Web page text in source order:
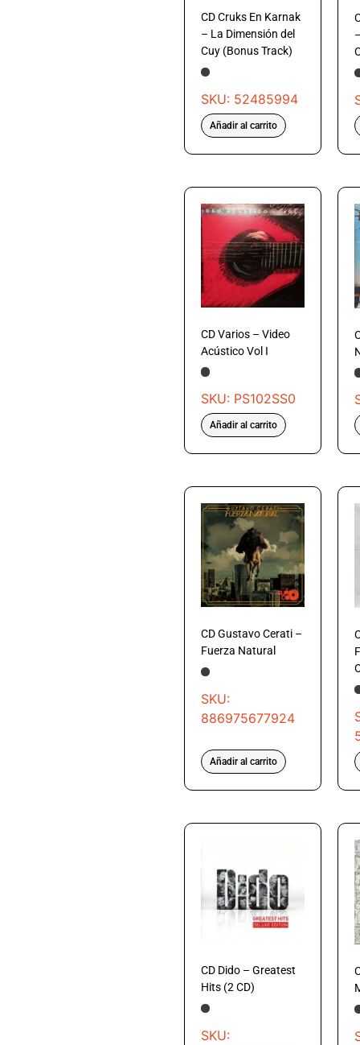
CD Cruks En Karnak
– La Dimensión del
Cuy (Bonus Track)
SKU: 52485994
Añadir al carrito
CD Varios – Video
Acústico Vol I
SKU: PS102SS0
Añadir al carrito
CD Gustavo Cerati –
Fuerza Natural
SKU:
886975677924
Añadir al carrito
CD Dido – Greatest
Hits (2 CD)
SKU: